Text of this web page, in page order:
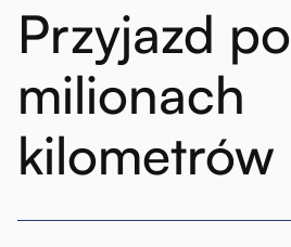
Przyjazd po
milionach
kilometrów